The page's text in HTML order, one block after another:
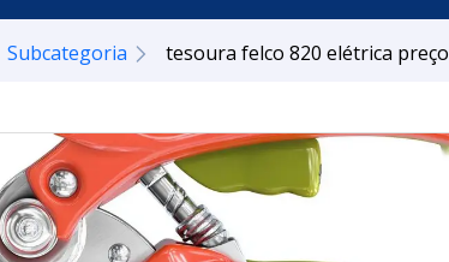
Subcategoria tesoura felco 820 elétrica preço